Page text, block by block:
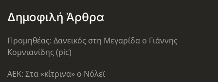
Δημοφιλή Άρθρα
Προμηθέας: Δανεικός στη Μεγαρίδα ο Γιάννης
Κομνιανίδης (pic)
AEK: Στα «κίτρινα» ο Νόλεϊ